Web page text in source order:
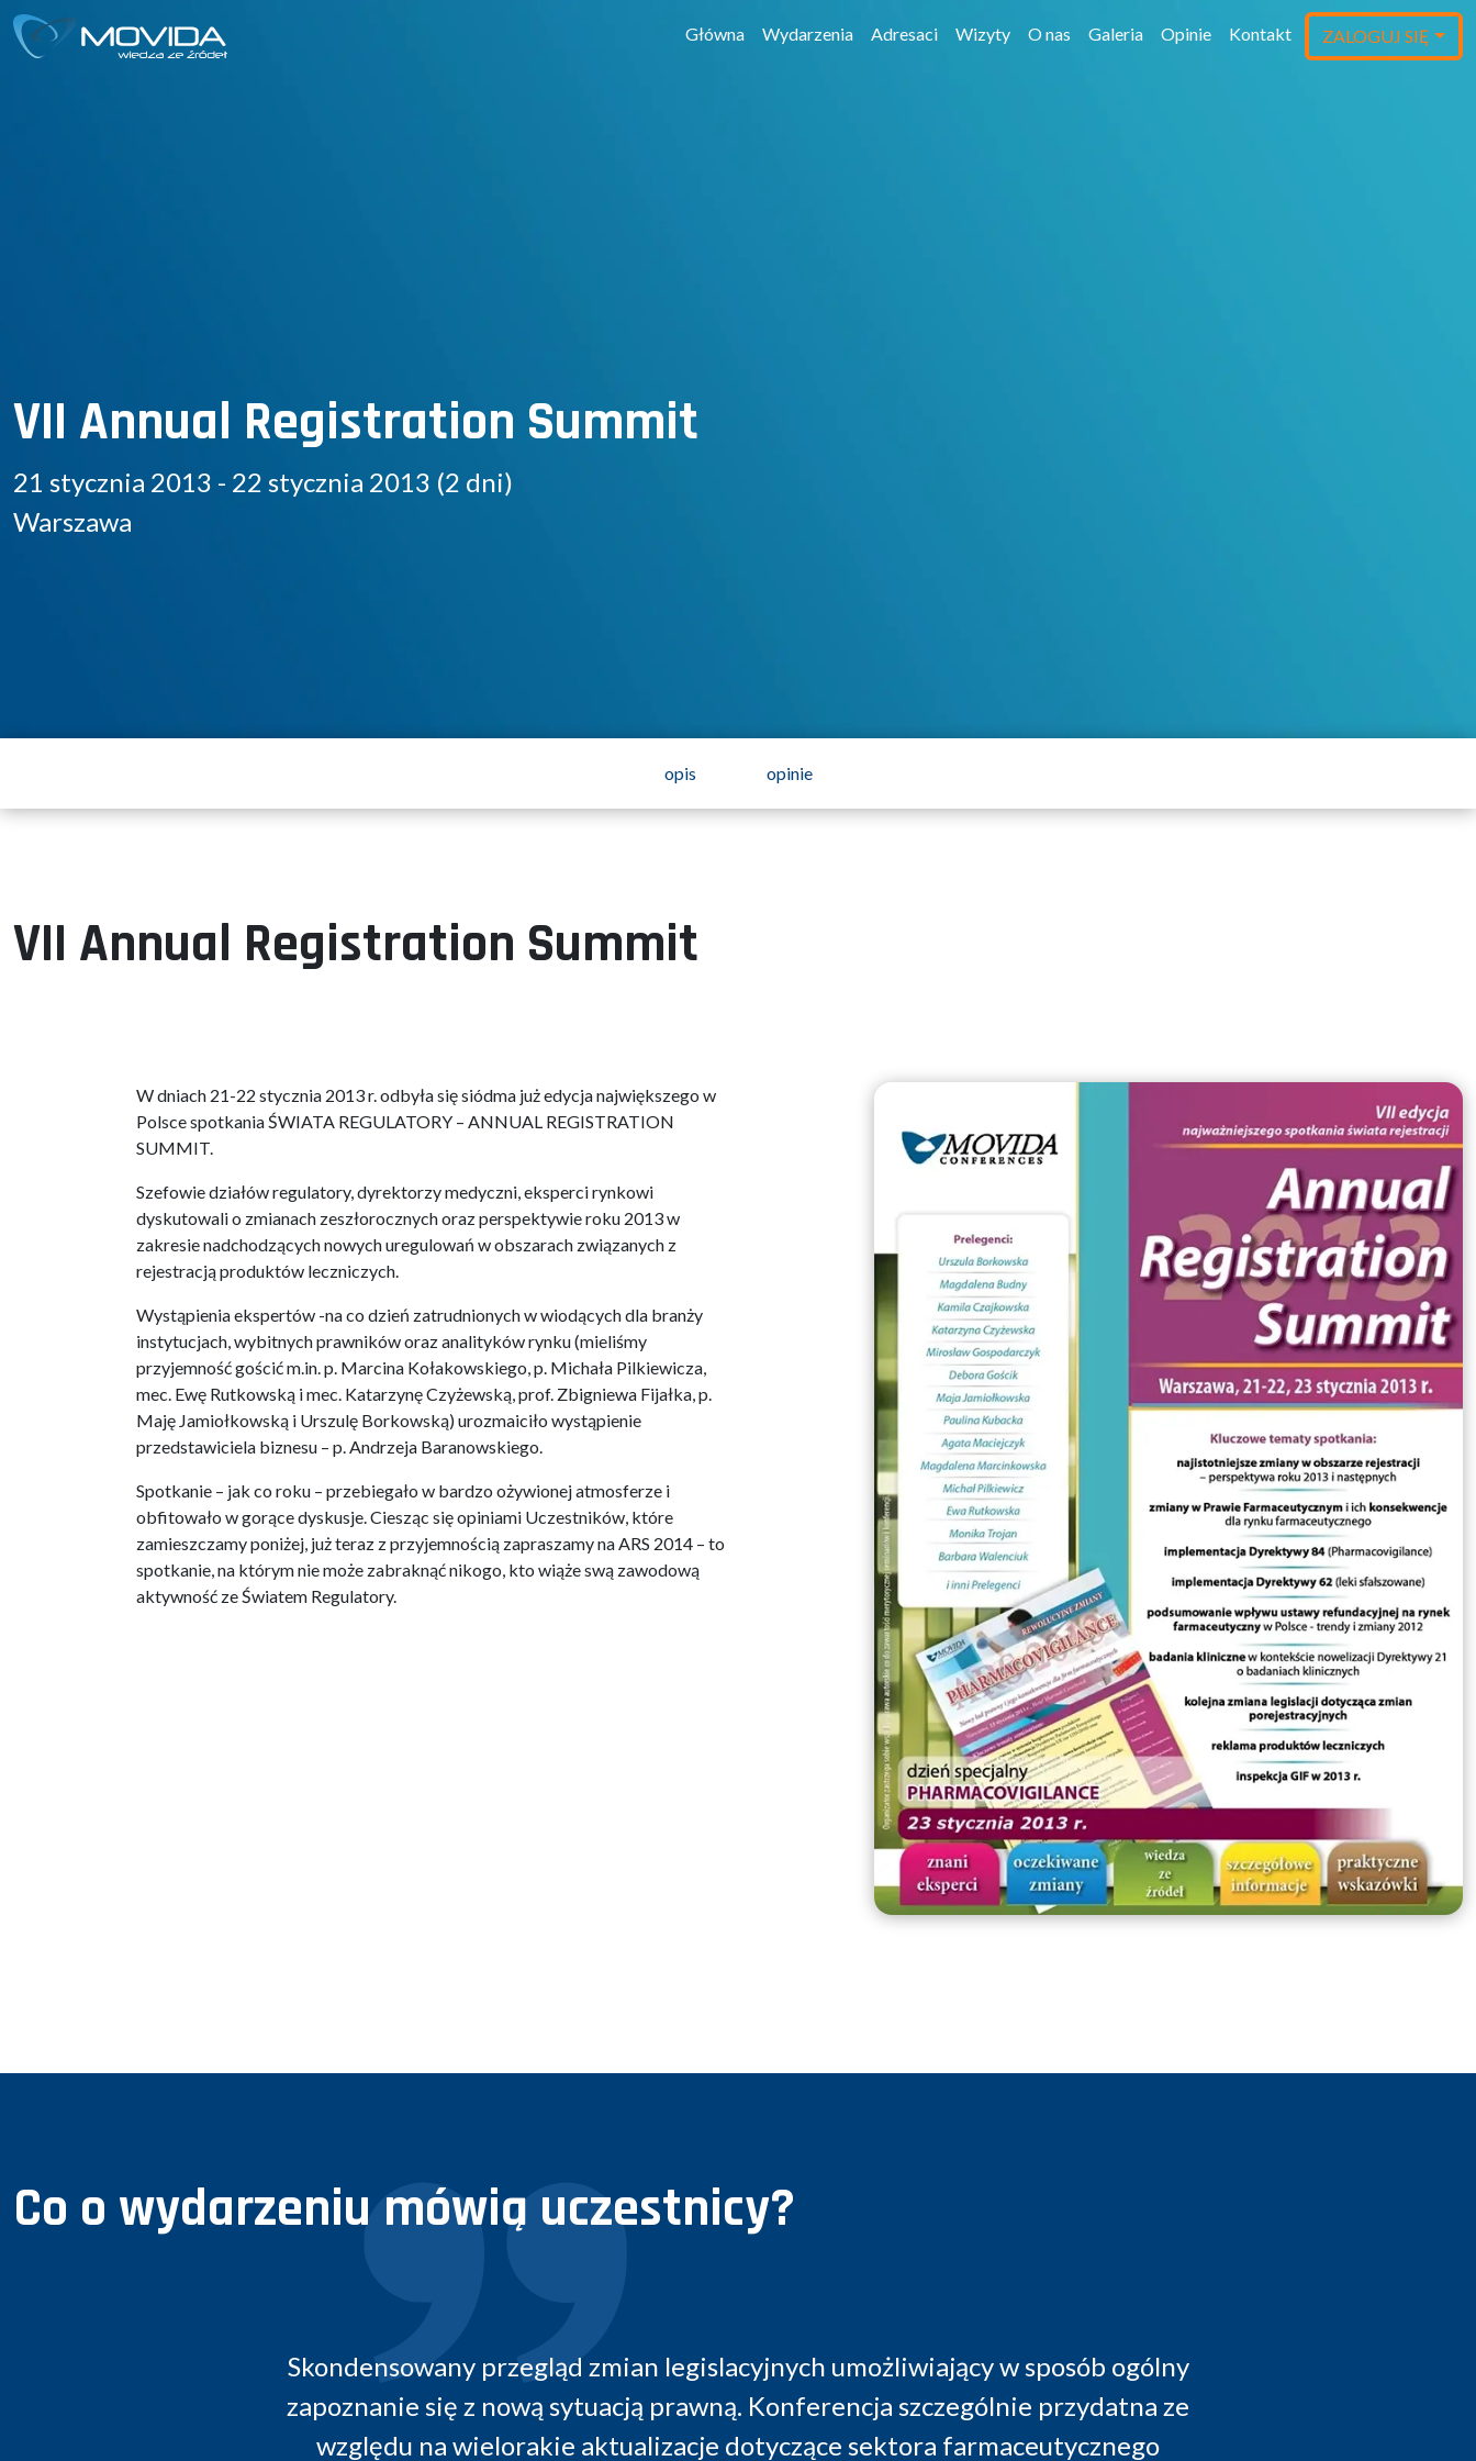
Główna Wydarzenia Adresaci Wizyty O nas Galeria Opinie Kontakt ZALOGUJ SIĘ
VII Annual Registration Summit
21 stycznia 2013 - 22 stycznia 2013 (2 dni)
Warszawa
opis opinie
VII Annual Registration Summit
W dniach 21-22 stycznia 2013 r. odbyła się siódma już edycja największego w
Polsce spotkania ŚWIATA REGULATORY – ANNUAL REGISTRATION
SUMMIT.
Szefowie działów regulatory, dyrektorzy medyczni, eksperci rynkowi
dyskutowali o zmianach zeszłorocznych oraz perspektywie roku 2013 w
zakresie nadchodzących nowych uregulowań w obszarach związanych z
rejestracją produktów leczniczych.
Wystąpienia ekspertów -na co dzień zatrudnionych w wiodących dla branży
instytucjach, wybitnych prawników oraz analityków rynku (mieliśmy
przyjemność gościć m.in. p. Marcina Kołakowskiego, p. Michała Pilkiewicza,
mec. Ewę Rutkowską i mec. Katarzynę Czyżewską, prof. Zbigniewa Fijałka, p.
Maję Jamiołkowską i Urszulę Borkowską) urozmaiciło wystąpienie
przedstawiciela biznesu – p. Andrzeja Baranowskiego.
Spotkanie – jak co roku – przebiegało w bardzo ożywionej atmosferze i
obfitowało w gorące dyskusje. Ciesząc się opiniami Uczestników, które
zamieszczamy poniżej, już teraz z przyjemnością zapraszamy na ARS 2014 – to
spotkanie, na którym nie może zabraknąć nikogo, kto wiąże swą zawodową
aktywność ze Światem Regulatory.
Co o wydarzeniu mówią uczestnicy?
przegląd zmian legislacyjnych umożliwiający w sposób ogólny
się z nową sytuacją prawną. Konferencja szczególnie przydatna ze
na wielorakie aktualizacje dotyczące sektora farmaceutycznego
Ciekawe tematy, interesujący wykładowcy.
prelegentowi- bardzo użyteczne. Przewidywalne